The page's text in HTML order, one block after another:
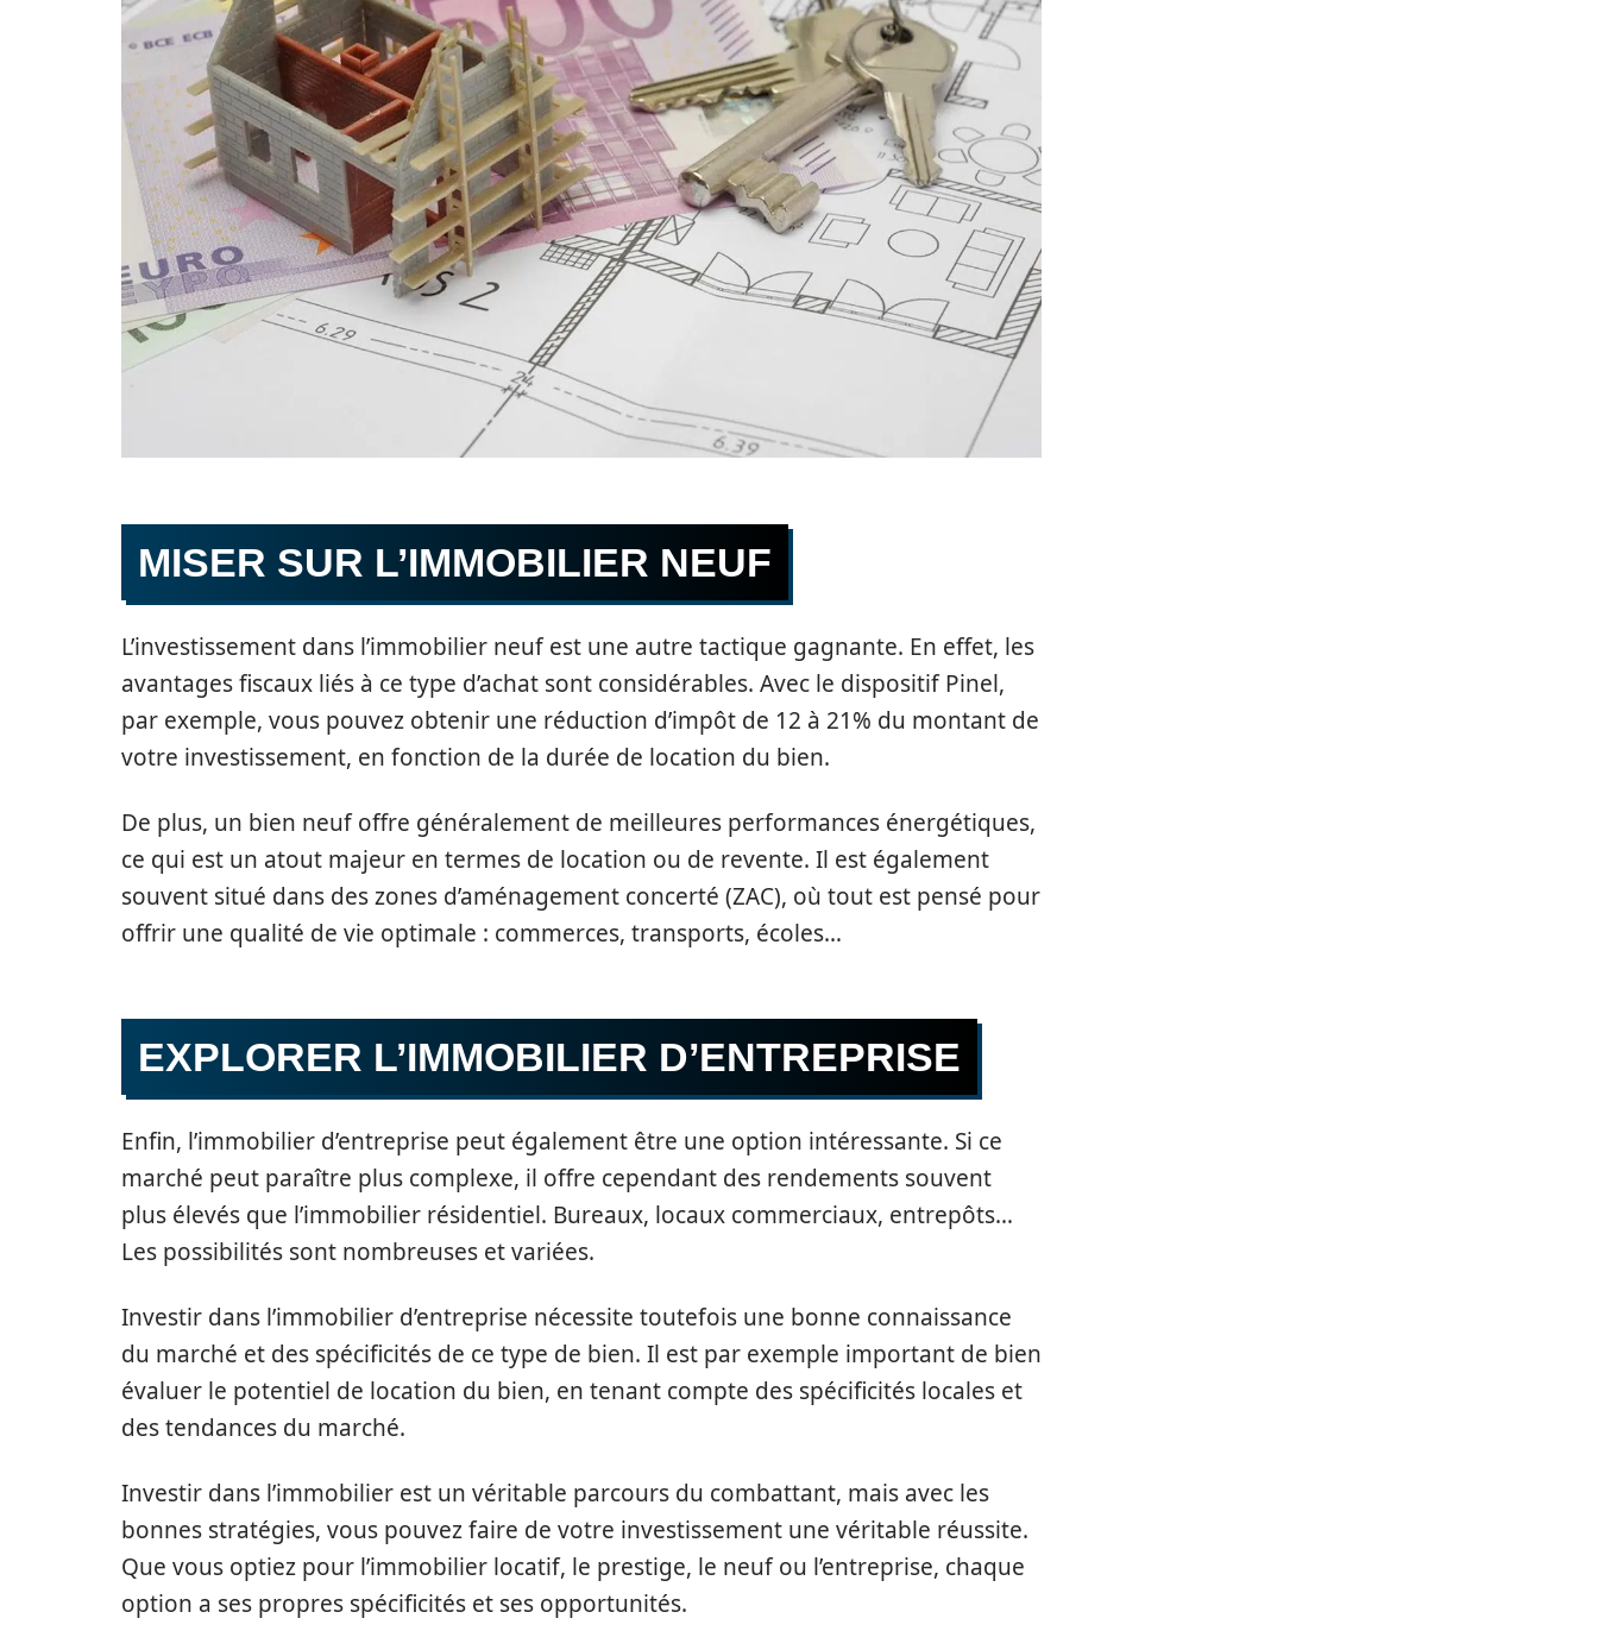
MISER SUR L’IMMOBILIER NEUF
L’investissement dans l’immobilier neuf est une autre tactique gagnante. En effet, les
avantages fiscaux liés à ce type d’achat sont considérables. Avec le dispositif Pinel,
par exemple, vous pouvez obtenir une réduction d’impôt de 12 à 21% du montant de
votre investissement, en fonction de la durée de location du bien.
De plus, un bien neuf offre généralement de meilleures performances énergétiques,
ce qui est un atout majeur en termes de location ou de revente. Il est également
souvent situé dans des zones d’aménagement concerté (ZAC), où tout est pensé pour
offrir une qualité de vie optimale : commerces, transports, écoles…
EXPLORER L’IMMOBILIER D’ENTREPRISE
Enfin, l’immobilier d’entreprise peut également être une option intéressante. Si ce
marché peut paraître plus complexe, il offre cependant des rendements souvent
plus élevés que l’immobilier résidentiel. Bureaux, locaux commerciaux, entrepôts…
Les possibilités sont nombreuses et variées.
Investir dans l’immobilier d’entreprise nécessite toutefois une bonne connaissance
du marché et des spécificités de ce type de bien. Il est par exemple important de bien
évaluer le potentiel de location du bien, en tenant compte des spécificités locales et
des tendances du marché.
Investir dans l’immobilier est un véritable parcours du combattant, mais avec les
bonnes stratégies, vous pouvez faire de votre investissement une véritable réussite.
Que vous optiez pour l’immobilier locatif, le prestige, le neuf ou l’entreprise, chaque
option a ses propres spécificités et ses opportunités.